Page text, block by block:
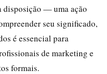
disposição — uma ação
seu significado,
é essencial para
de marketing e
formais.